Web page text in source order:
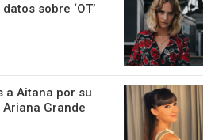
sobre ‘OT’
a Aitana por su
Grande